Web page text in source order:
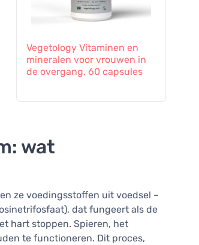
Vegetology Vitaminen en
mineralen voor vrouwen in
de overgang, 60 capsules
wat
ze voedingsstoffen uit voedsel –
dat fungeert als de
hart stoppen. Spieren, het
te functioneren. Dit proces,